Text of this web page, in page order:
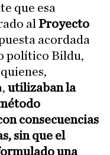
que esa
al Proyecto
acordada
político Bildu,
utilizaban la
consecuencias
sin que el
una